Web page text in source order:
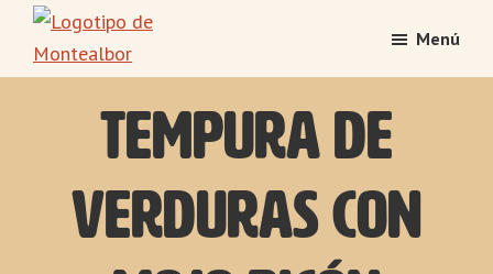
Saltar
contenido
Saltar
pie Montealbor
Tradición
atesorada
tiempo
Menú
Tempura de
verduras con